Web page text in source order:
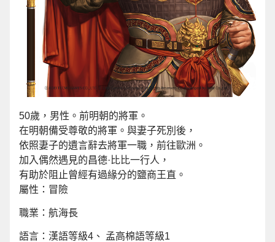
50歲，男性。前明朝的將軍。
在明朝備受尊敬的將軍。與妻子死別後，
依照妻子的遺言辭去將軍一職，前往歐洲。
加入偶然遇見的昌德·比比一行人，
有助於阻止曾經有過緣分的鹽商王直。
屬性：冒險
職業：航海長
語言：漢語等級4、 孟高棉語等級1